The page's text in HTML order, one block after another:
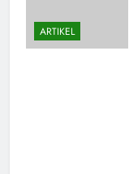
ARTIKEL